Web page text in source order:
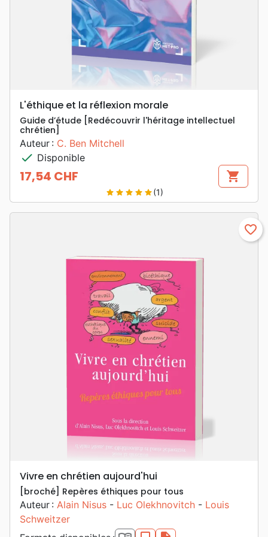
L'éthique et la réflexion morale
Guide d’étude [Redécouvrir l'héritage intellectuel
chrétien]
Auteur : C. Ben Mitchell
check Disponible
Prix
17,54 CHF shopping_cart
star star star star star(1)
favorite_border
Vivre en chrétien aujourd'hui
[broché] Repères éthiques pour tous
Auteur : Alain Nisus - Luc Olekhnovitch - Louis
Schweitzer